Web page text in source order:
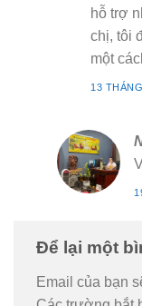
hỗ trợ
chị, tôi
một
13
Để lại một
Email của bạn